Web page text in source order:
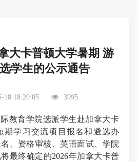
大卡普顿大学暑期 游
学生的公示通告
18 18:20:05 3995
教育学院选派学生赴加拿大卡
期学习交流项目报名和遴选办
、资格审核、英语面试、学院
最终确定的2026年加拿大卡普